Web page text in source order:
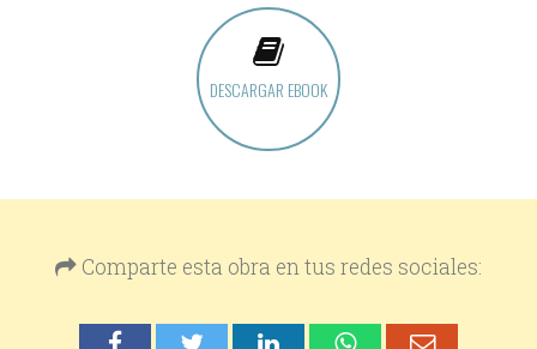
DESCARGAR EBOOK
Comparte esta obra en tus redes sociales: